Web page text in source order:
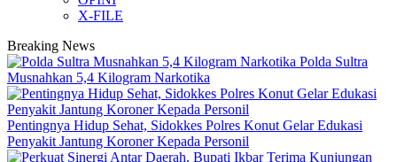
X-FILE
Breaking News
Polda Sultra
Musnahkan 5,4 Kilogram Narkotika
Pentingnya Hidup Sehat, Sidokkes Polres Konut Gelar Edukasi
Penyakit Jantung Koroner Kepada Personil